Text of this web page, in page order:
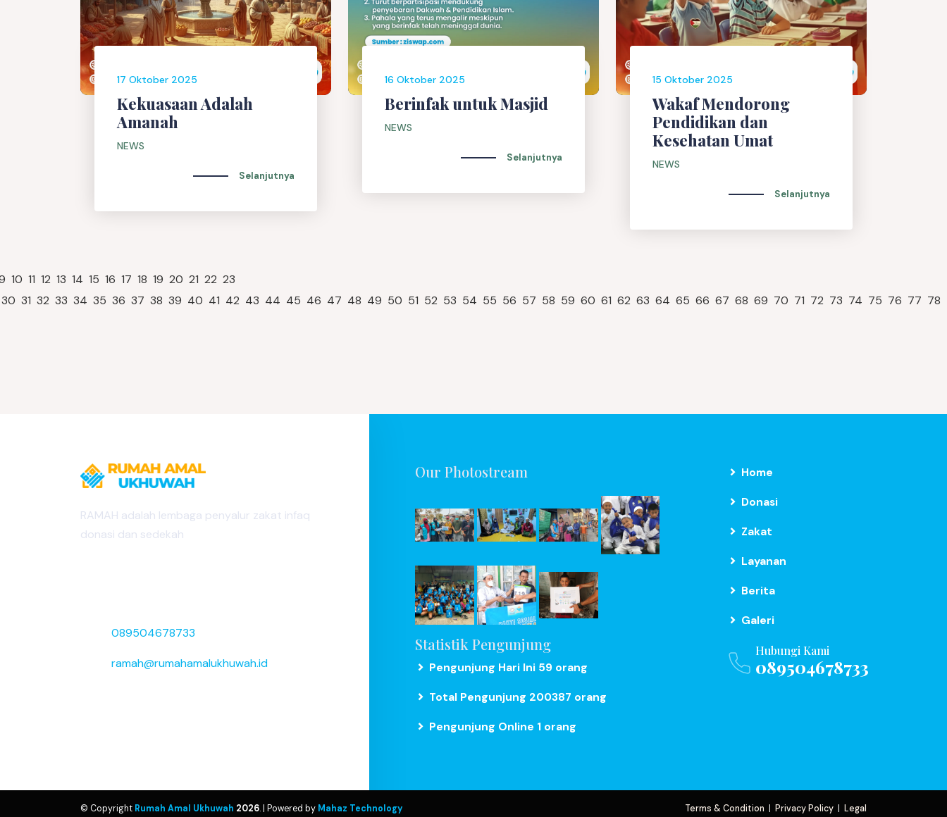
17 Oktober 2025
Kekuasaan Adalah
Amanah
NEWS
Selanjutnya
16 Oktober 2025
Berinfak untuk Masjid
NEWS
Selanjutnya
15 Oktober 2025
Wakaf Mendorong
Pendidikan dan
Kesehatan Umat
NEWS
Selanjutnya
10 11 12 13 14 15 16 17 18 19 20 21 22 23
30 31 32 33 34 35 36 37 38 39 40 41 42 43 44 45 46 47 48 49 50 51 52 53 54 55 56 57 58 59 60 61 62 63 64 65 66 67 68 69 70 71 72 73 74 75 76 77 78
RAMAH adalah lembaga penyalur zakat infaq
donasi dan sedekah
089504678733
ramah@rumahamalukhuwah.id
Our Photostream
Statistik Pengunjung
Pengunjung Hari Ini 59 orang
Total Pengunjung 200387 orang
Pengunjung Online 1 orang
Home
Donasi
Zakat
Layanan
Berita
Galeri
Hubungi Kami
089504678733
© Copyright Rumah Amal Ukhuwah 2026. | Powered by Mahaz Technology Terms & Condition Privacy Policy Legal